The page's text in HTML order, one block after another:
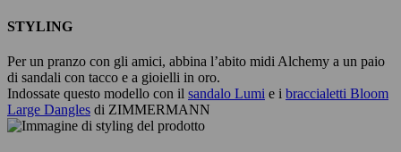
STYLING
Per un pranzo con gli amici, abbina l’abito midi Alchemy a un paio
di sandali con tacco e a gioielli in oro.
Indossate questo modello con il sandalo Lumi e i braccialetti Bloom
Large Dangles di ZIMMERMANN